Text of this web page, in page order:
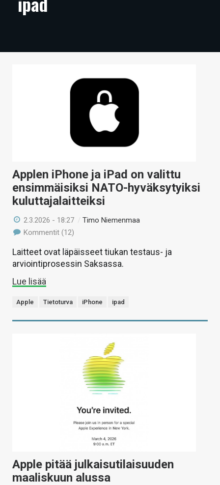
ARTIKKELIT
TECHBBS
HAKU
Applen iPhone ja iPad on valittu
ensimmäisiksi NATO-hyväksytyiksi
kuluttajalaitteiksi
2.3.2026 - 18:27 /Timo Niemenmaa
Kommentit (12)
Laitteet ovat läpäisseet tiukan testaus- ja
arviointiprosessin Saksassa.
Lue lisää
Apple Tietoturva iPhone ipad
Apple pitää julkaisutilaisuuden
maaliskuun alussa